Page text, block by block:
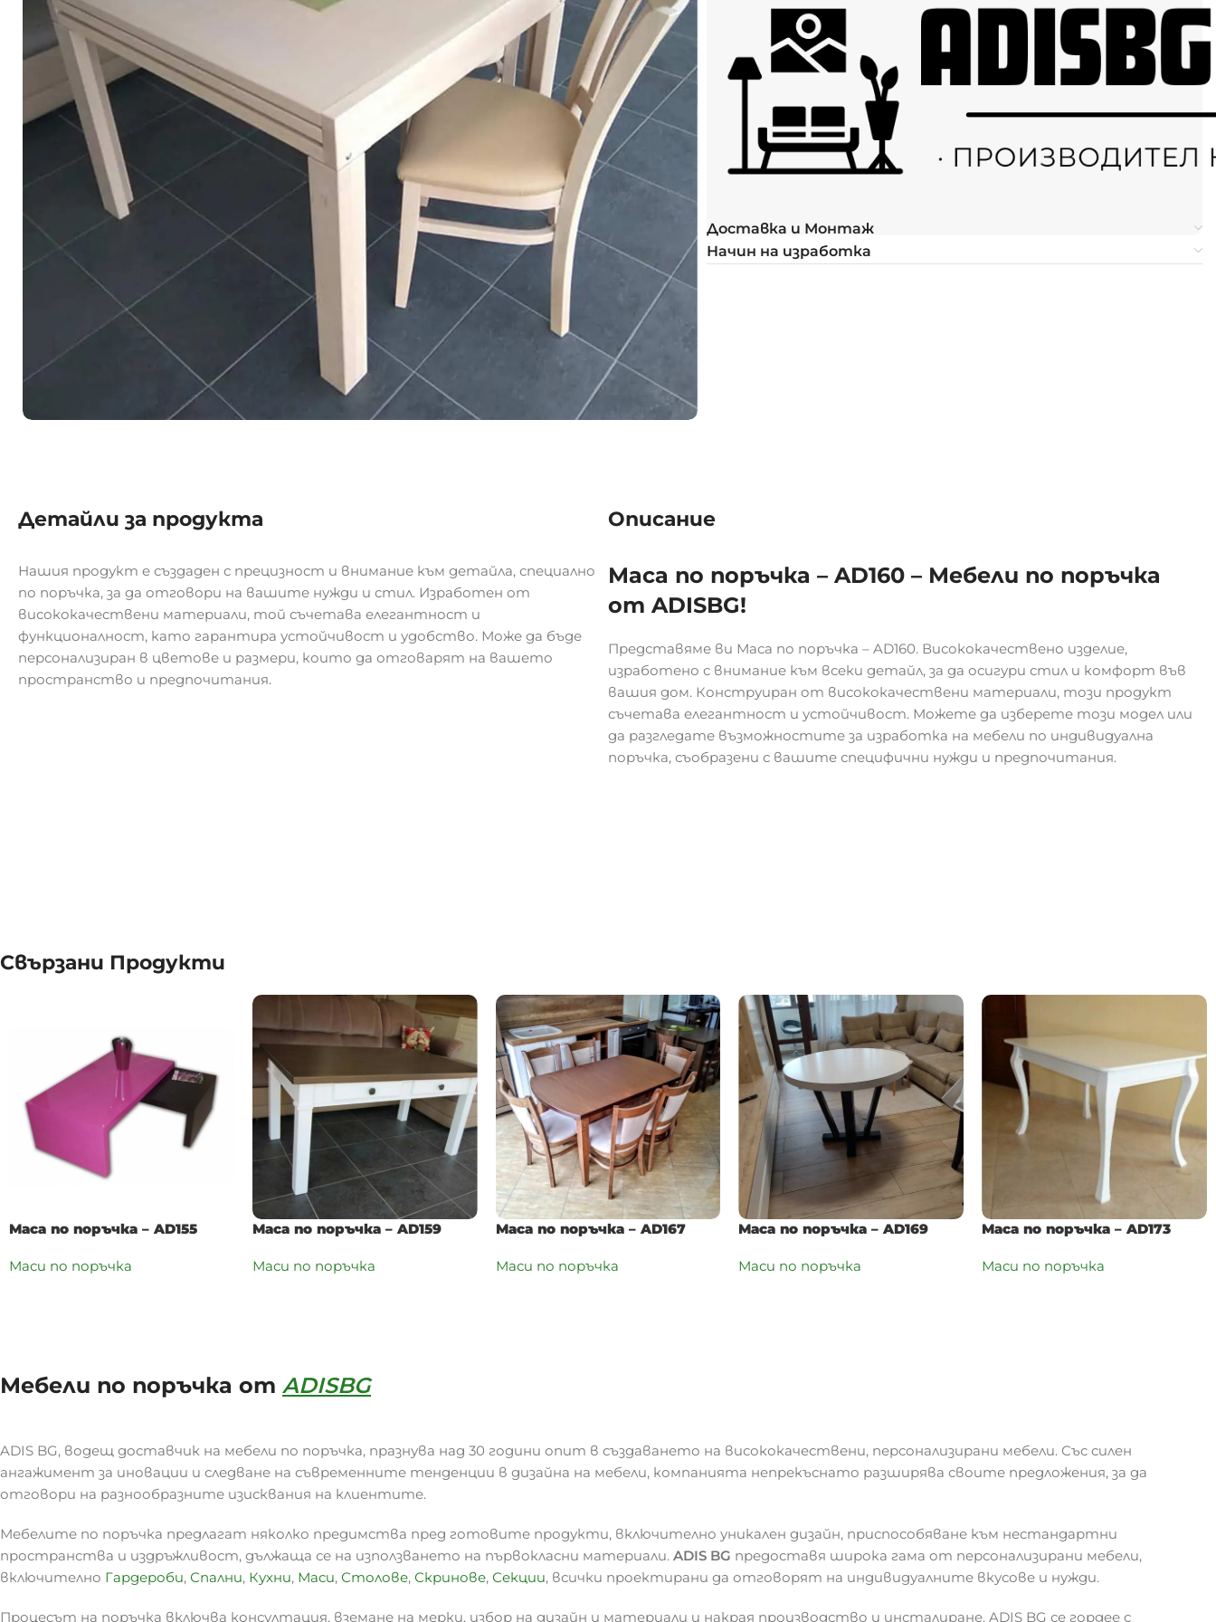
Доставка и Монтаж
Начин на изработка
Детайли за продукта
Нашия продукт е създаден с прецизност и внимание към детайла, специално
по поръчка, за да отговори на вашите нужди и стил. Изработен от
висококачествени материали, той съчетава елегантност и
функционалност, като гарантира устойчивост и удобство. Може да бъде
персонализиран в цветове и размери, които да отговарят на вашето
пространство и предпочитания.
Описание
Маса по поръчка – AD160 – Мебели по поръчка
от ADISBG!
Представяме ви Маса по поръчка – AD160. Висококачествено изделие,
изработено с внимание към всеки детайл, за да осигури стил и комфорт във
вашия дом. Конструиран от висококачествени материали, този продукт
съчетава елегантност и устойчивост. Можете да изберете този модел или
да разгледате възможностите за изработка на мебели по индивидуална
поръчка, съобразени с вашите специфични нужди и предпочитания.
Свързани Продукти
Маса по поръчка – AD155
Маси по поръчка
Маса по поръчка – AD159
Маси по поръчка
Маса по поръчка – AD167
Маси по поръчка
Маса по поръчка – AD169
Маси по поръчка
Маса по поръчка – AD173
Маси по поръчка
Мебели по поръчка от ADISBG
ADIS BG, водещ доставчик на мебели по поръчка, празнува над 30 години опит в създаването на висококачествени, персонализирани мебели. Със силен
ангажимент за иновации и следване на съвременните тенденции в дизайна на мебели, компанията непрекъснато разширява своите предложения, за да
отговори на разнообразните изисквания на клиентите.
Мебелите по поръчка предлагат няколко предимства пред готовите продукти, включително уникален дизайн, приспособяване към нестандартни
пространства и издръжливост, дължаща се на използването на първокласни материали. ADIS BG предоставя широка гама от персонализирани мебели,
включително Гардероби, Спални, Кухни, Маси, Столове, Скринове, Секции, всички проектирани да отговорят на индивидуалните вкусове и нужди.
Процесът на поръчка включва консултация, вземане на мерки, избор на дизайн и материали и накрая производство и инсталиране. ADIS BG се гордее с